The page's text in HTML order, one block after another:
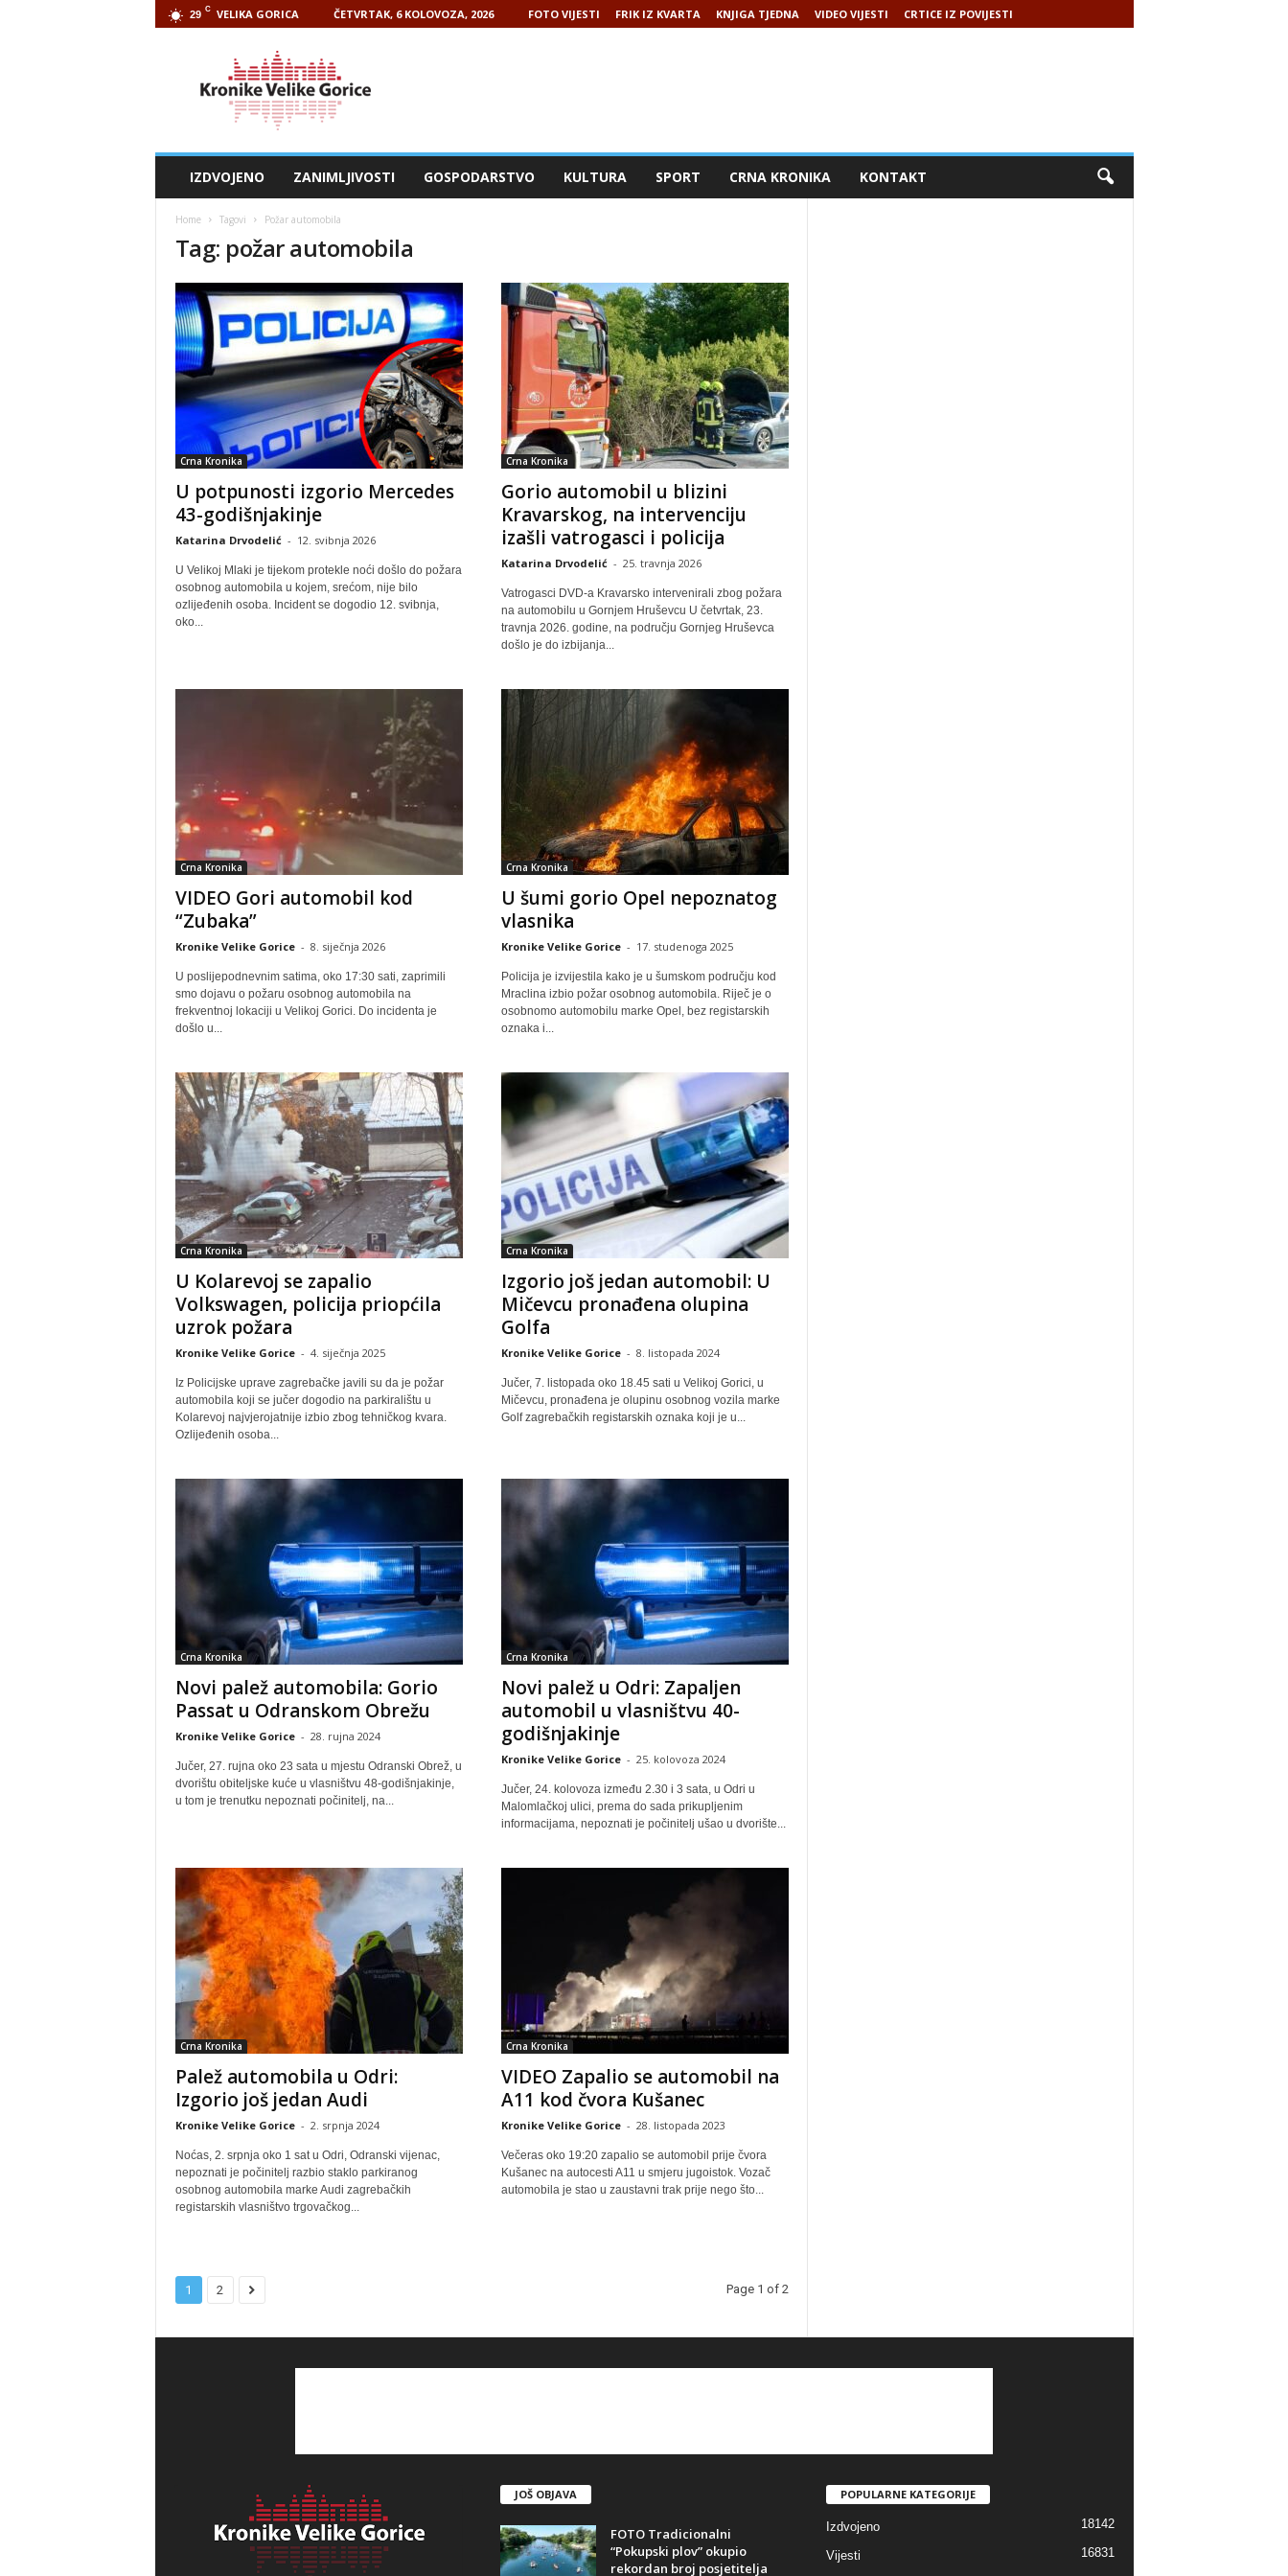
29 C VELIKA GORICA ČETVRTAK, 6 KOLOVOZA, 2026 FOTO VIJESTI FRIK IZ KVARTA KNJIGA TJEDNA VIDEO VIJESTI CRTICE IZ POVIJESTI
IZDVOJENO ZANIMLJIVOSTI GOSPODARSTVO KULTURA SPORT CRNA KRONIKA KONTAKT
Home Tagovi Požar automobila
Tag: požar automobila
Crna Kronika
U potpunosti izgorio Mercedes
43-godišnjakinje
Katarina Drvodelić - 12. svibnja 2026
U Velikoj Mlaki je tijekom protekle noći došlo do požara
osobnog automobila u kojem, srećom, nije bilo
ozlijeđenih osoba. Incident se dogodio 12. svibnja,
oko...
Crna Kronika
Gorio automobil u blizini
Kravarskog, na intervenciju
izašli vatrogasci i policija
Katarina Drvodelić - 25. travnja 2026
Vatrogasci DVD-a Kravarsko intervenirali zbog požara
na automobilu u Gornjem Hruševcu U četvrtak, 23.
travnja 2026. godine, na području Gornjeg Hruševca
došlo je do izbijanja...
Crna Kronika
VIDEO Gori automobil kod
“Zubaka”
Kronike Velike Gorice - 8. siječnja 2026
U poslijepodnevnim satima, oko 17:30 sati, zaprimili
smo dojavu o požaru osobnog automobila na
frekventnoj lokaciji u Velikoj Gorici. Do incidenta je
došlo u...
Crna Kronika
U šumi gorio Opel nepoznatog
vlasnika
Kronike Velike Gorice - 17. studenoga 2025
Policija je izvijestila kako je u šumskom području kod
Mraclina izbio požar osobnog automobila. Riječ je o
osobnomo automobilu marke Opel, bez registarskih
oznaka i...
Crna Kronika
U Kolarevoj se zapalio
Volkswagen, policija priopćila
uzrok požara
Kronike Velike Gorice - 4. siječnja 2025
Iz Policijske uprave zagrebačke javili su da je požar
automobila koji se jučer dogodio na parkiralištu u
Kolarevoj najvjerojatnije izbio zbog tehničkog kvara.
Ozlijeđenih osoba...
Crna Kronika
Izgorio još jedan automobil: U
Mičevcu pronađena olupina
Golfa
Kronike Velike Gorice - 8. listopada 2024
Jučer, 7. listopada oko 18.45 sati u Velikoj Gorici, u
Mičevcu, pronađena je olupinu osobnog vozila marke
Golf zagrebačkih registarskih oznaka koji je u...
Crna Kronika
Novi palež automobila: Gorio
Passat u Odranskom Obrežu
Kronike Velike Gorice - 28. rujna 2024
Jučer, 27. rujna oko 23 sata u mjestu Odranski Obrež, u
dvorištu obiteljske kuće u vlasništvu 48-godišnjakinje,
u tom je trenutku nepoznati počinitelj, na...
Crna Kronika
Novi palež u Odri: Zapaljen
automobil u vlasništvu 40-
godišnjakinje
Kronike Velike Gorice - 25. kolovoza 2024
Jučer, 24. kolovoza između 2.30 i 3 sata, u Odri u
Malomlačkoj ulici, prema do sada prikupljenim
informacijama, nepoznati je počinitelj ušao u dvorište...
Crna Kronika
Palež automobila u Odri:
Izgorio još jedan Audi
Kronike Velike Gorice - 2. srpnja 2024
Noćas, 2. srpnja oko 1 sat u Odri, Odranski vijenac,
nepoznati je počinitelj razbio staklo parkiranog
osobnog automobila marke Audi zagrebačkih
registarskih vlasništvo trgovačkog...
Crna Kronika
VIDEO Zapalio se automobil na
A11 kod čvora Kušanec
Kronike Velike Gorice - 28. listopada 2023
Večeras oko 19:20 zapalio se automobil prije čvora
Kušanec na autocesti A11 u smjeru jugoistok. Vozač
automobila je stao u zaustavni trak prije nego što...
1 2 Page 1 of 2
JOŠ OBJAVA
FOTO Tradicionalni
“Pokupski plov” okupio
rekordan broj posjetitelja
POPULARNE KATEGORIJE
Izdvojeno 18142
Vijesti
16831